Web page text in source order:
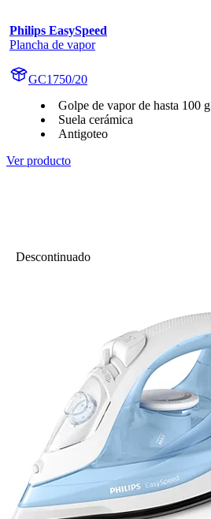
Philips EasySpeed
Plancha de vapor
GC1750/20
Golpe de vapor de hasta 100 g
Suela cerámica
Antigoteo
Ver producto
Descontinuado